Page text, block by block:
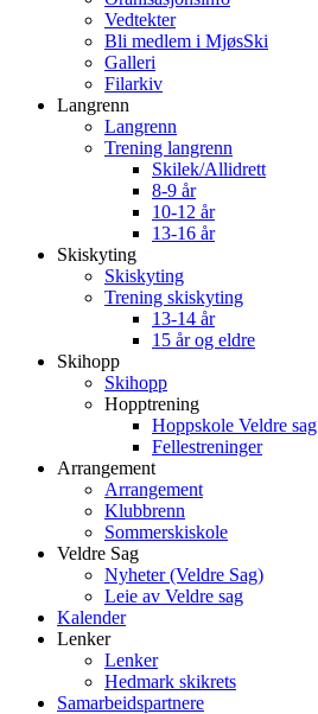
Vedtekter
Bli medlem i MjøsSki
Galleri
Filarkiv
Langrenn
Langrenn
Trening langrenn
Skilek/Allidrett
8-9 år
10-12 år
13-16 år
Skiskyting
Skiskyting
Trening skiskyting
13-14 år
15 år og eldre
Skihopp
Skihopp
Hopptrening
Hoppskole Veldre sag
Fellestreninger
Arrangement
Arrangement
Klubbrenn
Sommerskiskole
Veldre Sag
Nyheter (Veldre Sag)
Leie av Veldre sag
Kalender
Lenker
Lenker
Hedmark skikrets
Samarbeidspartnere